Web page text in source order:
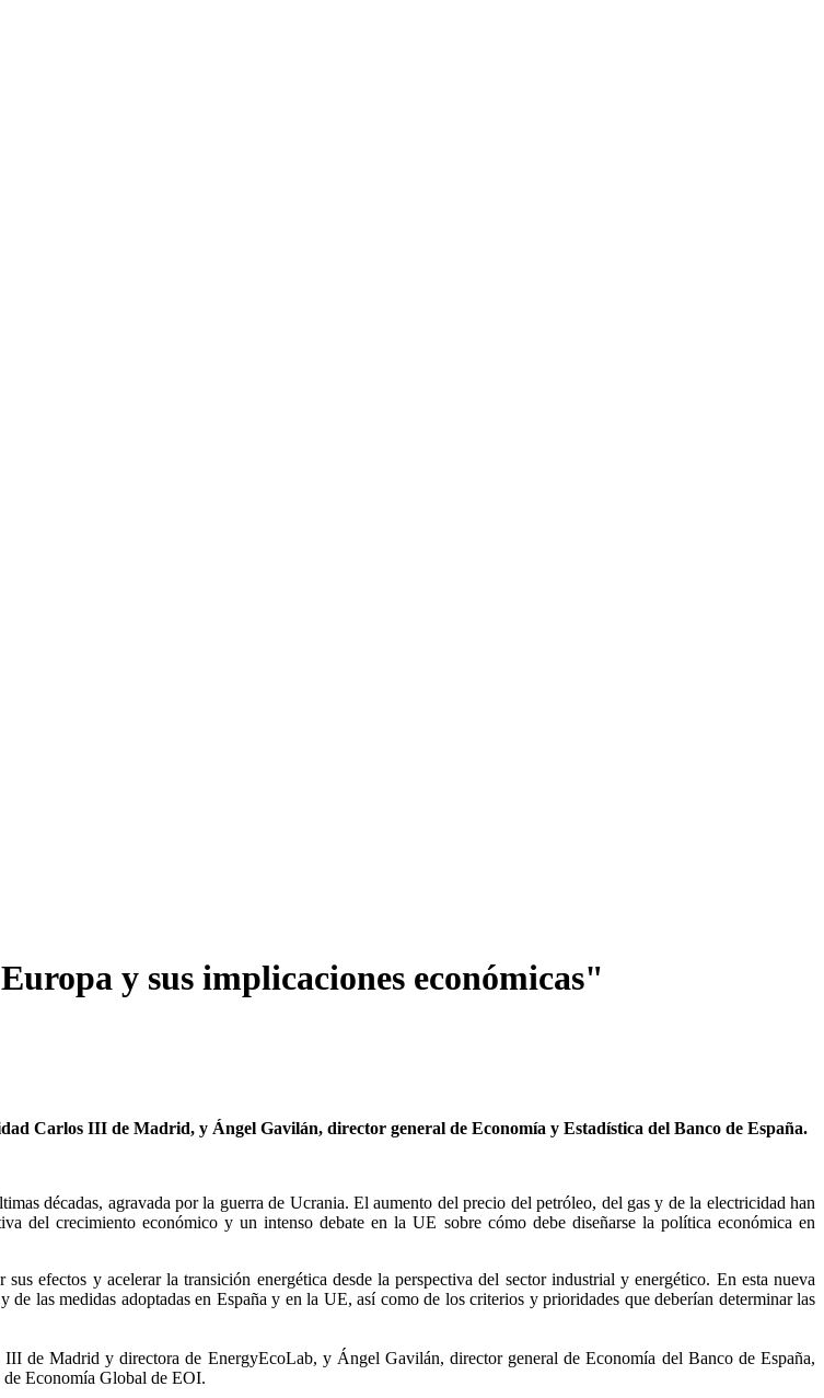
y sus implicaciones económicas"
Carlos III de Madrid, y Ángel Gavilán, director general de Economía y Estadística del Banco de España.
décadas, agravada por la guerra de Ucrania. El aumento del precio del petróleo, del gas y de la electricidad han
del crecimiento económico y un intenso debate en la UE sobre cómo debe diseñarse la política económica en
efectos y acelerar la transición energética desde la perspectiva del sector industrial y energético. En esta nueva
las medidas adoptadas en España y en la UE, así como de los criterios y prioridades que deberían determinar las
de Madrid y directora de EnergyEcoLab, y Ángel Gavilán, director general de Economía del Banco de España,
de Economía Global de EOI.